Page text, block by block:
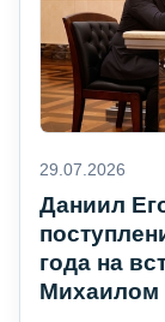
29.07.2026
Даниил
года на